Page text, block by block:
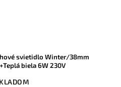
svietidlo Winter/38mm
biela 6W 230V